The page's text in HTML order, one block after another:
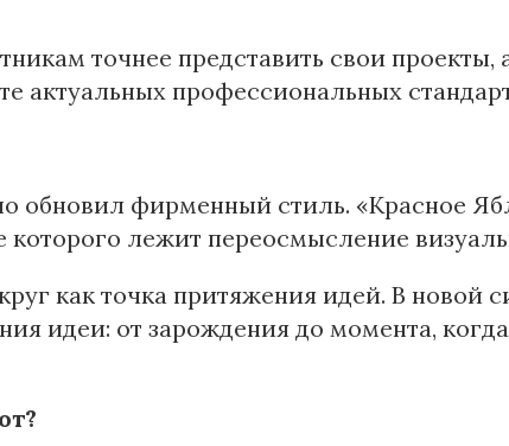
точнее представить свои
актуальных профессиональных
обновил фирменный стиль. «Красное
которого лежит переосмысление
как точка притяжения идей. В новой
идеи: от зарождения до момента,